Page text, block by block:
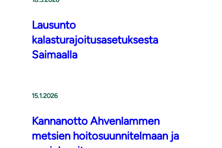
Lausunto
kalasturajoitusasetuksesta
Saimaalla
15.1.2026
Kannanotto Ahvenlammen
metsien hoitosuunnitelmaan ja